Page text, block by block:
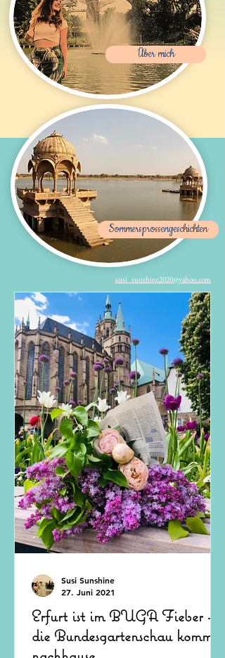
Über mich
Sommersprossengeschichten
susi_sunshine2020@yahoo.com
Erfurt ist im BUGA Fieber -
die Bundesgartenschau kommt
Susi Sunshine
27. Juni 2021